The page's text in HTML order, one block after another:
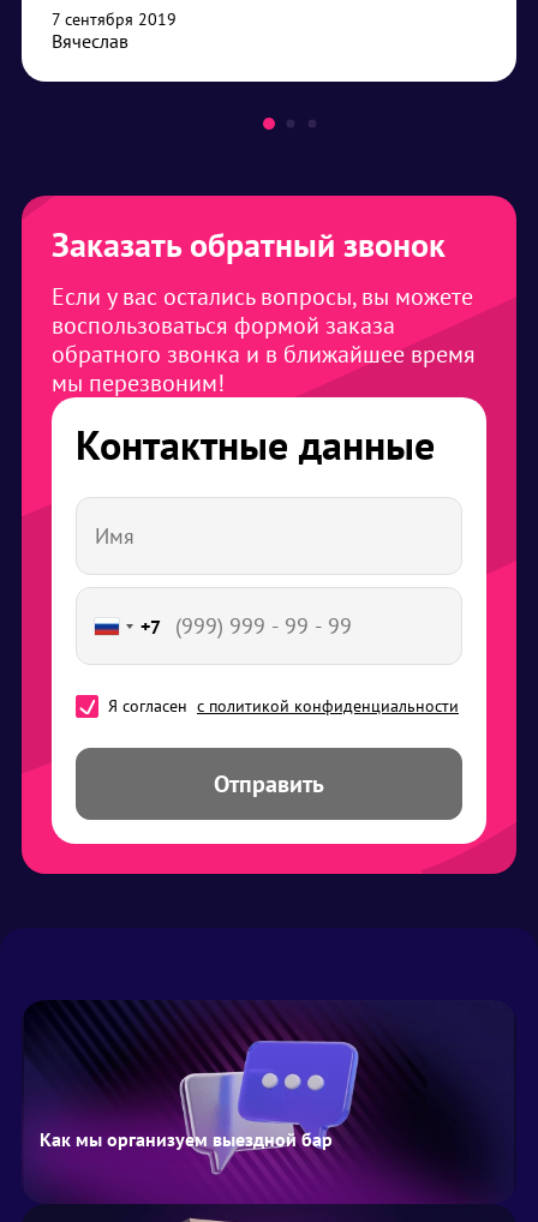
7 сентября 2019
Вячеслав
Заказать обратный звонок
Если у вас остались вопросы, вы можете
воспользоваться формой заказа
обратного звонка и в ближайшее время
мы перезвоним!
Контактные данные
+7
Я согласен с политикой конфиденциальности
Отправить
Как мы организуем выездной бар